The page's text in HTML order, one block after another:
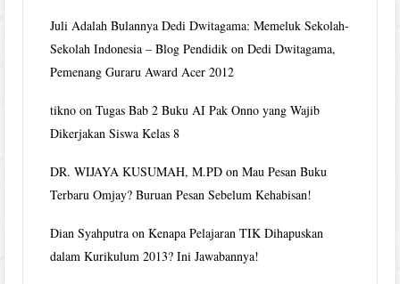
Juli Adalah Bulannya Dedi Dwitagama: Memeluk Sekolah-
Sekolah Indonesia – Blog Pendidik onDedi Dwitagama,
Pemenang Guraru Award Acer 2012
tikno onTugas Bab 2 Buku AI Pak Onno yang Wajib
Dikerjakan Siswa Kelas 8
DR. WIJAYA KUSUMAH, M.PD onMau Pesan Buku
Terbaru Omjay? Buruan Pesan Sebelum Kehabisan!
Dian Syahputra onKenapa Pelajaran TIK Dihapuskan
dalam Kurikulum 2013? Ini Jawabannya!